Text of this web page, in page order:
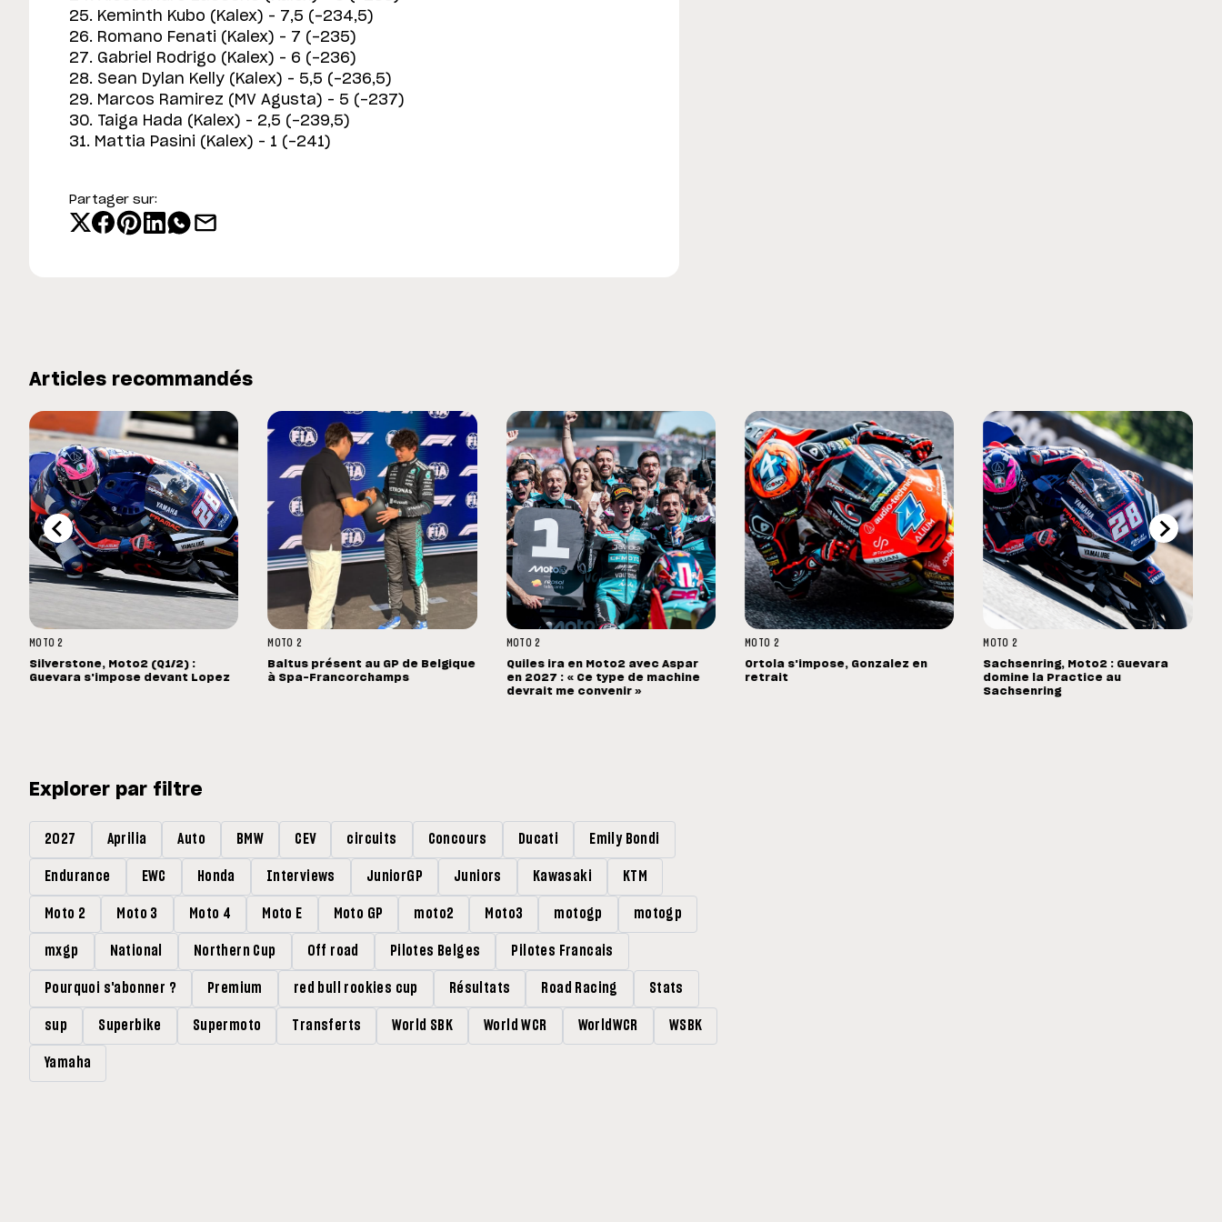
25. Keminth Kubo (Kalex) – 7,5 (-234,5)
26. Romano Fenati (Kalex) – 7 (-235)
27. Gabriel Rodrigo (Kalex) – 6 (-236)
28. Sean Dylan Kelly (Kalex) – 5,5 (-236,5)
29. Marcos Ramirez (MV Agusta) – 5 (-237)
30. Taiga Hada (Kalex) – 2,5 (-239,5)
31. Mattia Pasini (Kalex) – 1 (-241)
Partager sur:
Articles recommandés
MOTO 2
Silverstone, Moto2 (Q1/2) :
Guevara s'impose devant Lopez
MOTO 2
Baltus présent au GP de Belgique
à Spa-Francorchamps
MOTO 2
Quiles ira en Moto2 avec Aspar
en 2027 : « Ce type de machine
devrait me convenir »
MOTO 2
Ortola s'impose, Gonzalez en
retrait
MOTO 2
Sachsenring, Moto2 : Guevara
domine la Practice au
Sachsenring
Explorer par filtre
2027 Aprilia Auto BMW CEV circuits Concours Ducati Emily Bondi
Endurance EWC Honda Interviews JuniorGP Juniors Kawasaki KTM
Moto 2 Moto 3 Moto 4 Moto E Moto GP moto2 Moto3 motogp motogp
mxgp National Northern Cup Off road Pilotes Belges Pilotes Francais
Pourquoi s'abonner ? Premium red bull rookies cup Résultats Road Racing Stats
sup Superbike Supermoto Transferts World SBK World WCR WorldWCR WSBK
Yamaha